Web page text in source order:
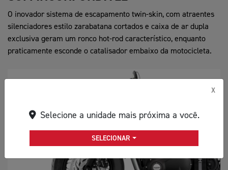
O inovador sistema de escapamento twin-skin, com atraentes
silenciadores estilo zarabatana cortados e caixa de ar dupla
exclusiva geram um ronco hot-rod característico, enquanto
praticamente esconde o catalisador embaixo da motocicleta.
X
Selecione a unidade mais próxima a você.
SELECIONAR